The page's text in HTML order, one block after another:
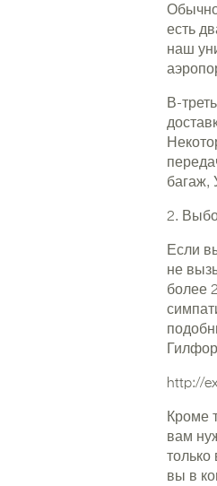
Обычно
есть
наш
В-
багаж,
2.
Если
не
более
http://
Кроме
вам
только
вы в